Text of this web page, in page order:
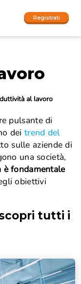
Registrati
al lavoro
pulsante di
dei trend del
sulle aziende di
una società,
è fondamentale
obiettivi
tutti i